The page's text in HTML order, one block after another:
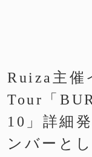
Ruiza主催
Tour「
10」詳細
ンバーと